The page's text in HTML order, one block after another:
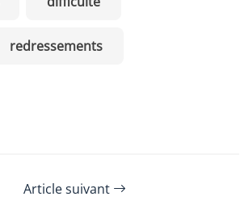
redressements
Article suivant